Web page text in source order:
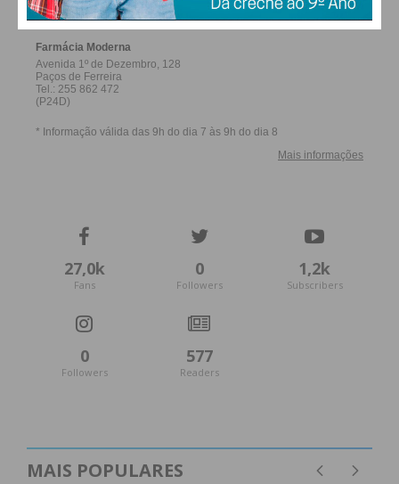
27,0k
Fans
0
Followers
1,2k
Subscribers
0
Followers
577
Readers
MAIS POPULARES